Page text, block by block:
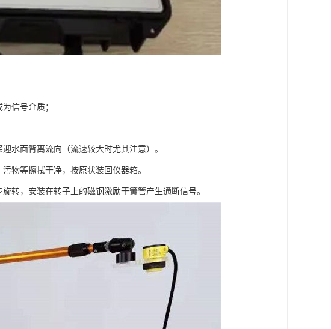
信号介质；
水面背离流向（流速较大时尤其注意）。
物等擦拭干净，按原状装回仪器箱。
转，安装在转子上的磁钢激励干簧管产生通断信号。